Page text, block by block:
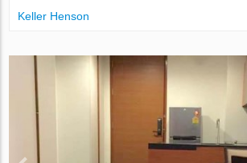
Keller Henson